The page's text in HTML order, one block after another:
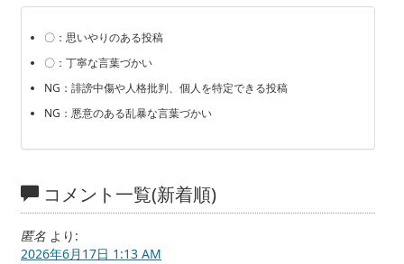
〇：思いやりのある投稿
〇：丁寧な言葉づかい
NG：誹謗中傷や人格批判、個人を特定できる投稿
NG：悪意のある乱暴な言葉づかい
コメント一覧(新着順)
匿名 より:
2026年6月17日 1:13 AM